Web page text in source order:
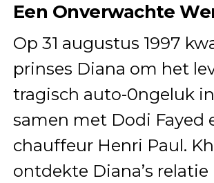
Een Onverwachte
Op 31 augustus 1997
prinses Diana om het
tragisch auto-0ngeluk
samen met Dodi Fayed
chauffeur Henri Paul.
ontdekte Diana’s